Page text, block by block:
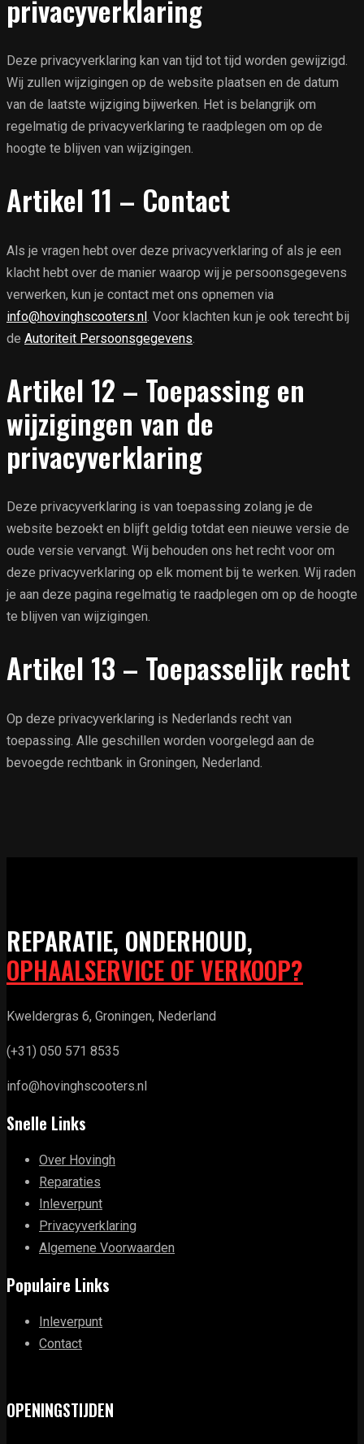
privacyverklaring
Deze privacyverklaring kan van tijd tot tijd worden gewijzigd.
Wij zullen wijzigingen op de website plaatsen en de datum
van de laatste wijziging bijwerken. Het is belangrijk om
regelmatig de privacyverklaring te raadplegen om op de
hoogte te blijven van wijzigingen.
Artikel 11 – Contact
Als je vragen hebt over deze privacyverklaring of als je een
klacht hebt over de manier waarop wij je persoonsgegevens
verwerken, kun je contact met ons opnemen via
info@hovinghscooters.nl. Voor klachten kun je ook terecht bij
de Autoriteit Persoonsgegevens.
Artikel 12 – Toepassing en
wijzigingen van de
privacyverklaring
Deze privacyverklaring is van toepassing zolang je de
website bezoekt en blijft geldig totdat een nieuwe versie de
oude versie vervangt. Wij behouden ons het recht voor om
deze privacyverklaring op elk moment bij te werken. Wij raden
je aan deze pagina regelmatig te raadplegen om op de hoogte
te blijven van wijzigingen.
Artikel 13 – Toepasselijk recht
Op deze privacyverklaring is Nederlands recht van
toepassing. Alle geschillen worden voorgelegd aan de
bevoegde rechtbank in Groningen, Nederland.
REPARATIE, ONDERHOUD,
OPHAALSERVICE OF VERKOOP?
Kweldergras 6, Groningen, Nederland
(+31) 050 571 8535
info@hovinghscooters.nl
Snelle Links
Over Hovingh
Reparaties
Inleverpunt
Privacyverklaring
Algemene Voorwaarden
Populaire Links
Inleverpunt
Contact
OPENINGSTIJDEN